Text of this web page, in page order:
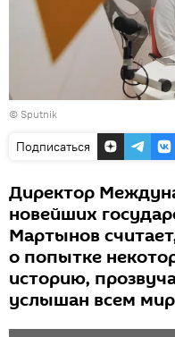
© Sputnik
Подписаться
Директор
новейших
Мартынов
о попытке
историю,
услышан всем